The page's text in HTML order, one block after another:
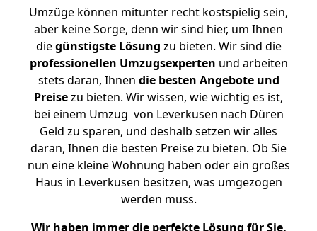
Umzüge können mitunter recht kostspielig sein,
aber keine Sorge, denn wir sind hier, um Ihnen
diegünstigste Lösung zu bieten. Wir sind die
professionellen Umzugsexperten und arbeiten
stets daran, Ihnen die besten Angebote und
Preisezu bieten. Wir wissen, wie wichtig es ist,
bei einem Umzug von Leverkusen nach Düren
Geld zu sparen, und deshalb setzen wir alles
daran, Ihnen die besten Preise zu bieten. Ob Sie
nun eine kleine Wohnung haben oder ein großes
Haus in Leverkusen besitzen, was umgezogen
werden muss.
Wir haben immer die perfekte Lösung für Sie.